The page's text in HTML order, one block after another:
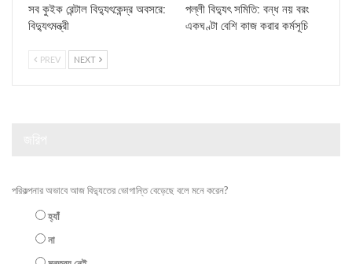
সব কুইক রেন্টাল বিদ্যুৎকেন্দ্র অবসরে:
বিদ্যুৎমন্ত্রী
পল্লী বিদ্যুৎ সমিতি: বন্ধ নয় বরং
একঘণ্টা বেশি কাজ করার কর্মসূচি
PREV NEXT
পরিকল্পনার অভাবে আজ বিদ্যুতের ভোগান্তি বেড়েছে বলে মনে করেন?
হ্যাঁ
না